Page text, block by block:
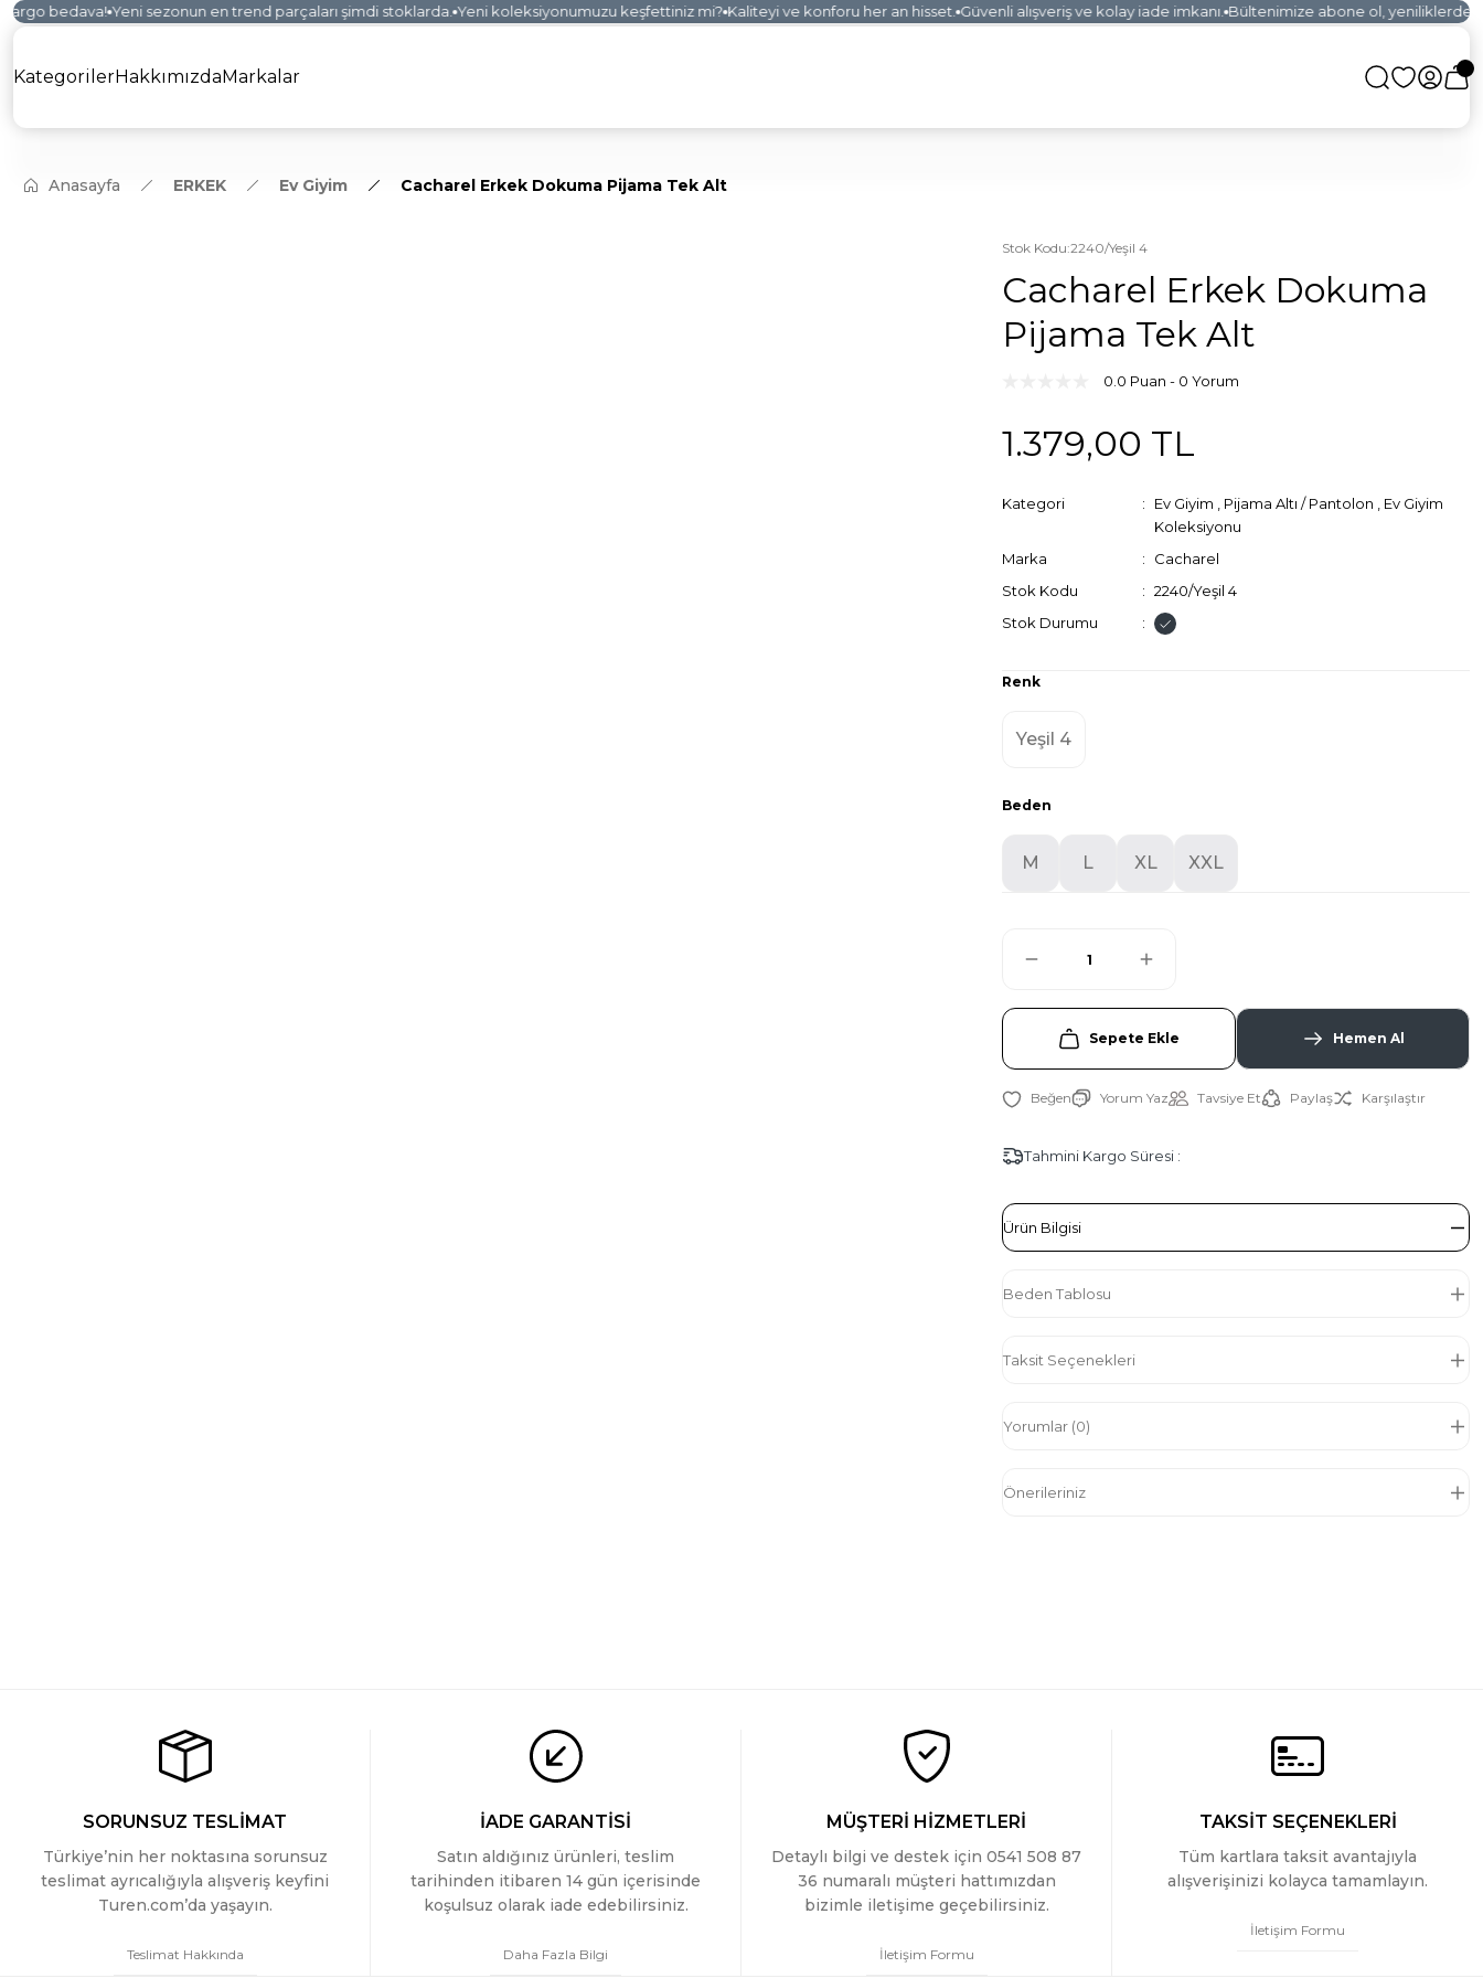
bedava! Yeni sezonun en trend parçaları şimdi stoklarda. Yeni koleksiyonumuzu keşfettiniz mi? Kaliteyi ve konforu her an hisset. Güvenli alışveriş ve kolay iade imkanı. Bültenimize abone ol, yeniliklerden
KategorilerHakkımızdaMarkalar
Anasayfa ERKEK Ev Giyim Cacharel Erkek Dokuma Pijama Tek Alt
Stok Kodu:2240/Yeşil 4
Cacharel Erkek Dokuma
Pijama Tek Alt
0.0 Puan - 0 Yorum
1.379,00 TL
Kategori Ev Giyim Pijama Altı / Pantolon
Ev Giyim
Koleksiyonu
Marka
Cacharel
Stok Kodu
2240/Yeşil 4
Stok Durumu
Renk
Yeşil 4
Beden
M L XL XXL
Sepete Ekle Hemen Al
Yorum Yaz Tavsiye Et Paylaş Karşılaştır
Tahmini Kargo Süresi :
Ürün Bilgisi
Beden Tablosu
Taksit Seçenekleri
Yorumlar (0)
Önerileriniz
SORUNSUZ TESLİMAT
Türkiye’nin her noktasına sorunsuz
teslimat ayrıcalığıyla alışveriş keyfini
Turen.com’da yaşayın.
Teslimat Hakkında
İADE GARANTİSİ
Satın aldığınız ürünleri, teslim
tarihinden itibaren 14 gün içerisinde
koşulsuz olarak iade edebilirsiniz.
Daha Fazla Bilgi
MÜŞTERİ HİZMETLERİ
Detaylı bilgi ve destek için 0541 508 87
36 numaralı müşteri hattımızdan
bizimle iletişime geçebilirsiniz.
İletişim Formu
TAKSİT SEÇENEKLERİ
Tüm kartlara taksit avantajıyla
alışverişinizi kolayca tamamlayın.
İletişim Formu